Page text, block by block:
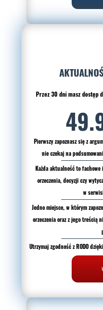
Przez 30 dni masz dostęp
Pierwszy zapoznasz się z
nie czekaj na
Każda aktualność to
orzeczenia, decyzji czy
w
Jedno miejsce, w którym
orzeczenia oraz z jego treścią
Utrzymaj zgodność z RODO